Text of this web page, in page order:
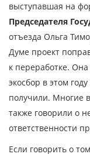
выступавшая на
Председателя
отъезда Ольга
Думе проект
к переработке.
экосбор в этом
получили. Многие
также говорили о
ответственности
Если говорить о